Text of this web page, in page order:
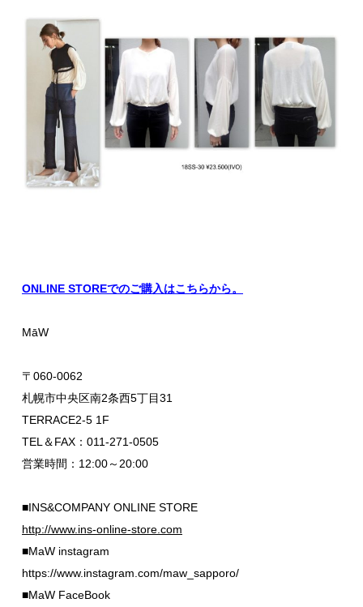
ONLINE STOREでのご購入はこちらから。
MāW
〒060-0062
札幌市中央区南2条西5丁目31
TERRACE2-5 1F
TEL＆FAX：011-271-0505
営業時間：12:00～20:00
■INS&COMPANY ONLINE STORE
http://www.ins-online-store.com
■MaW instagram
https://www.instagram.com/maw_sapporo/
■MaW FaceBook